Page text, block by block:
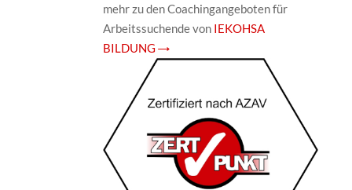
mehr zu den Coachingangeboten für
Arbeitssuchende von IEKOHSA
BILDUNG →